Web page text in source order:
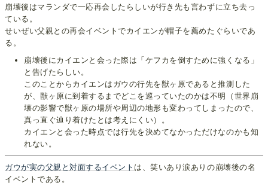
崩壊後はマランダで一応再会したらしいが行き先も言わずに立ち去っ
ている。
せいぜい父親との再会イベントでカイエンが帽子を薦めたぐらいであ
る。
崩壊後にカイエンと会った際は「ケフカを倒すために強くなる」
と告げたらしい。
このことからカイエンはガウの行先を獣ヶ原であると推測した
が、獣ヶ原に到着するまでどこを巡っていたのかは不明（世界崩
壊の影響で獣ヶ原の場所や周辺の地形も変わってしまったので、
真っ直ぐ辿り着けたとは考えにくい）。
カイエンと会った時点では行先を決めてなかっただけなのかも知
れない。
ガウが実の父親と対面するイベント は、笑いあり涙ありの崩壊後の名
イベントである。